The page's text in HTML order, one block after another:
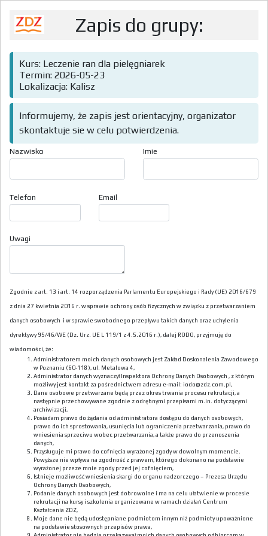
Zapis do grupy:
Kurs: Leczenie ran dla pielęgniarek
Termin: 2026-05-23
Lokalizacja: Kalisz
Informujemy, że zapis jest orientacyjny, organizator
skontaktuje sie w celu potwierdzenia.
Nazwisko Imie
Telefon Email
Uwagi
Zgodnie z art. 13 i art. 14 rozporządzenia Parlamentu Europejskiego i Rady (UE) 2016/679
z dnia 27 kwietnia 2016 r. w sprawie ochrony osób fizycznych w związku z przetwarzaniem
danych osobowych i w sprawie swobodnego przepływu takich danych oraz uchylenia
dyrektywy 95/46/WE (Dz. Urz. UE L 119/1 z 4.5.2016 r.), dalej RODO, przyjmuję do
wiadomości, że:
Administratorem moich danych osobowych jest Zakład Doskonalenia Zawodowego
w Poznaniu (60-118), ul. Metalowa 4,
Administrator danych wyznaczył Inspektora Ochrony Danych Osobowych , z którym
możliwy jest kontakt za pośrednictwem adresu e-mail: iodo@zdz.com.pl,
Dane osobowe przetwarzane będą przez okres trwania procesu rekrutacji, a
następnie przechowywane zgodnie z odrębnymi przepisami m.in. dotyczącymi
archiwizacji,
Posiadam prawo do żądania od administratora dostępu do danych osobowych,
prawo do ich sprostowania, usunięcia lub ograniczenia przetwarzania, prawo do
wniesienia sprzeciwu wobec przetwarzania, a także prawo do przenoszenia
danych,
Przysługuje mi prawo do cofnięcia wyrażonej zgody w dowolnym momencie.
Powyższe nie wpływa na zgodność z prawem, którego dokonano na podstawie
wyrażonej przeze mnie zgody przed jej cofnięciem,
Istnieje możliwość wniesienia skargi do organu nadzorczego – Prezesa Urzędu
Ochrony Danych Osobowych,
Podanie danych osobowych jest dobrowolne i ma na celu ułatwienie w procesie
rekrutacji na kursy i szkolenia organizowane w ramach działań Centrum
Kształcenia ZDZ,
Moje dane nie będą udostępniane podmiotom innym niż podmioty upoważnione
na podstawie stosownych przepisów prawa,